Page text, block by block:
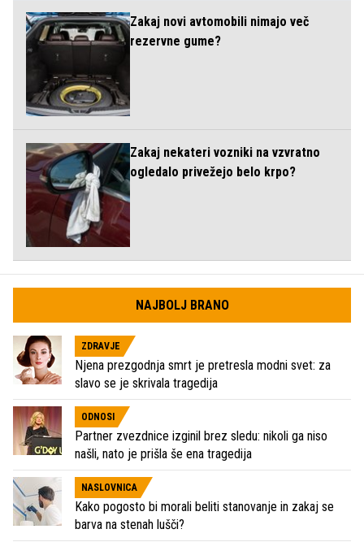
Zakaj novi avtomobili nimajo več
rezervne gume?
Zakaj nekateri vozniki na vzvratno
ogledalo privežejo belo krpo?
NAJBOLJ BRANO
ZDRAVJE
Njena prezgodnja smrt je pretresla modni svet: za
slavo se je skrivala tragedija
ODNOSI
Partner zvezdnice izginil brez sledu: nikoli ga niso
našli, nato je prišla še ena tragedija
NASLOVNICA
Kako pogosto bi morali beliti stanovanje in zakaj se
barva na stenah lušči?